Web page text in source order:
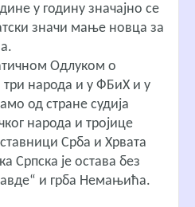
у годину значајно се
значи мање новца за
Одлуком о
три народа и у ФБиХ и у
од стране судија
народа и тројице
Срба и Хрвата
Српска је остава без
и грба Немањића.